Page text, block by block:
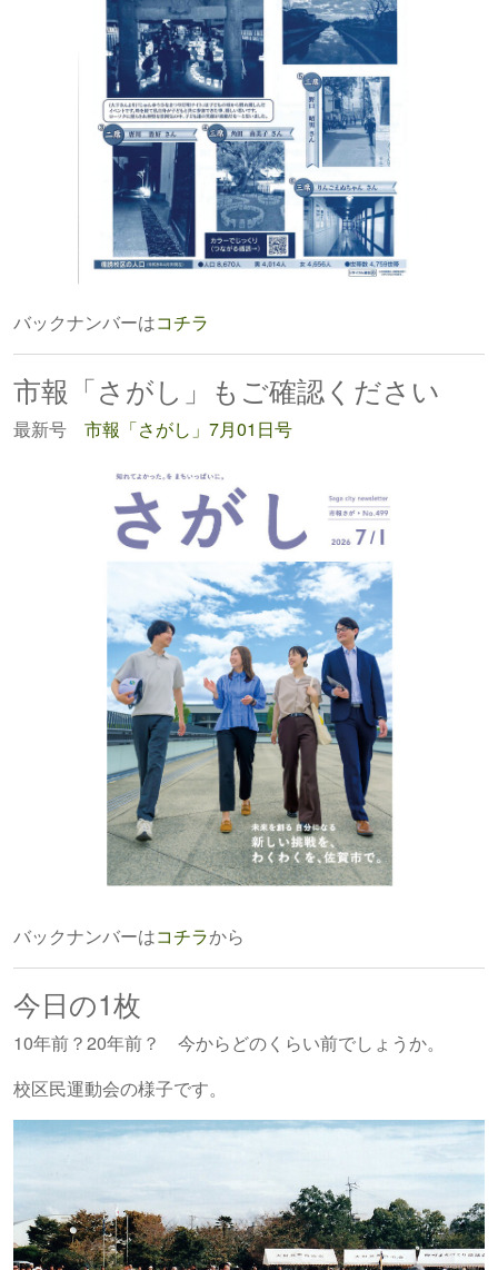
バックナンバーはコチラ
市報「さがし」もご確認ください
最新号 市報「さがし」7月01日号
バックナンバーはコチラから
今日の1枚
10年前？20年前？ 今からどのくらい前でしょうか。
校区民運動会の様子です。